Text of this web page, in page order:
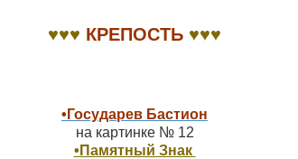
♥♥♥ КРЕПОСТЬ
•Государев Бастион
•Памятный Знак